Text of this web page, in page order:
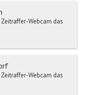
Webcam das
Webcam das